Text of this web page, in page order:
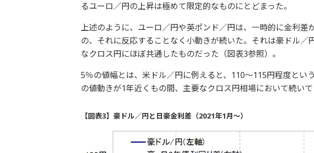
るユーロ／円の上昇は極めて限定的なものにとどまった。
上述のように、ユーロ／円や英ポンド／円は、一時的に金利差
の、それに反応することなく小動きが続いた。それは豪ドル／
なクロス円にほぼ共通したものだった（図表3参照）。
5％の値幅とは、米ドル／円に例えると、110～115円程度とい
の値動きが1年近くもの間、主要なクロス円相場において続いて
【図表3】豪ドル／円と日豪金利差（2021年1月～）